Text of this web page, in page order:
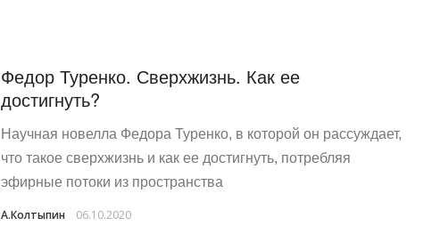
Федор Туренко. Сверхжизнь. Как ее
достигнуть?
Научная новелла Федора Туренко, в которой он рассуждает,
что такое сверхжизнь и как ее достигнуть, потребляя
эфирные потоки из пространства
А.Колтыпин 06.10.2020